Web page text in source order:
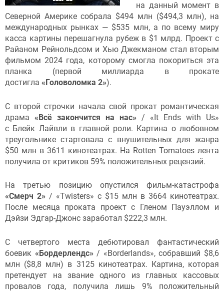
на данный момент в
Северной Америке собрала $494 млн ($494,3 млн), на
международных рынках — $535 млн, а по всему миру
касса картины перешагнула рубеж в $1 млрд. Проект с
Райаном Рейнольдсом и Хью Джекманом стал вторым
фильмом 2024 года, которому смогла покориться эта
планка (первой миллиарда в прокате
достигла «Головоломка 2»).
С второй строчки начала свой прокат романтическая
драма «Всё закончится на нас» / «It Ends with Us»
с Блейк Лайвли в главной роли. Картина о любовном
треугольнике стартовала с внушительных для жанра
$50 млн в 3611 кинотеатрах. На Rotten Tomatoes лента
получила от критиков 59% положительных рецензий.
На третью позицию опустился фильм-катастрофа
«Смерч 2» / «Twisters» с $15 млн в 3664 кинотеатрах.
После месяца проката проект с Гленом Пауэллом и
Дэйзи Эдгар-Джонс заработал $222,3 млн.
С четвертого места дебютировал фантастический
боевик «Бордерлендс»/ «Borderlands», собравший $8,6
млн ($8,8 млн) в 3125 кинотеатрах. Картина, которая
претендует на звание одного из главных кассовых
провалов года, получила лишь 9% положительный